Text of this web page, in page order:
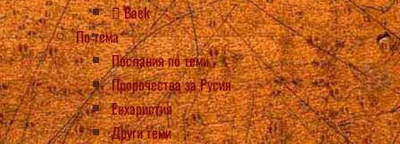
Back
По тема
Послания по теми
Пророчества за Русия
Евхаристия
Други теми